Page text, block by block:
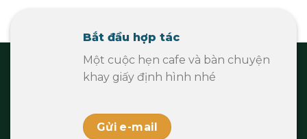
Bắt đầu hợp tác
Một cuộc hẹn cafe và bàn chuyện
khay giấy định hình nhé
Gửi e-mail